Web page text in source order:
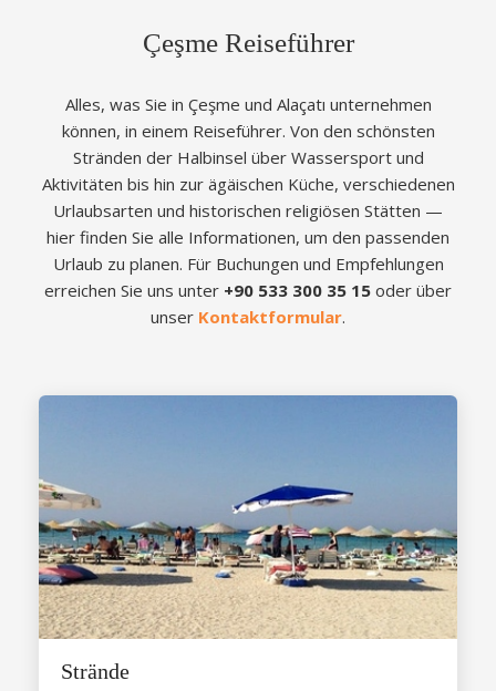
Çeşme Reiseführer
Alles, was Sie in Çeşme und Alaçatı unternehmen
können, in einem Reiseführer. Von den schönsten
Stränden der Halbinsel über Wassersport und
Aktivitäten bis hin zur ägäischen Küche, verschiedenen
Urlaubsarten und historischen religiösen Stätten —
hier finden Sie alle Informationen, um den passenden
Urlaub zu planen. Für Buchungen und Empfehlungen
erreichen Sie uns unter +90 533 300 35 15 oder über
unser Kontaktformular.
Strände